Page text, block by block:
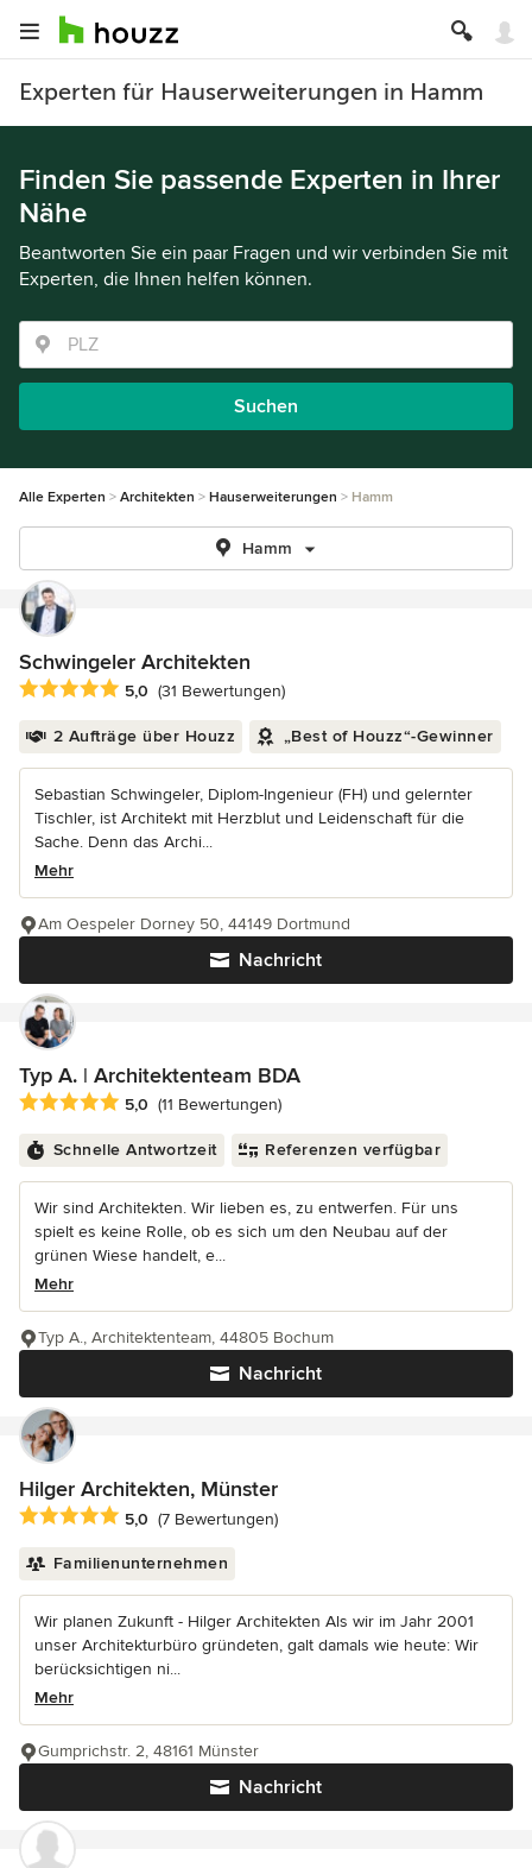
Experten für Hauserweiterungen in Hamm
Finden Sie passende Experten in Ihrer
Nähe
Beantworten Sie ein paar Fragen und wir verbinden Sie mit
Experten, die Ihnen helfen können.
Suchen
Alle Experten Architekten Hauserweiterungen Hamm
Hamm
Schwingeler Architekten
Durchschnittliche Bewertung: 5 von 5 Sternen
5,0 (31 Bewertungen)
2 Aufträge über Houzz „Best of Houzz“-Gewinner
Sebastian Schwingeler, Diplom-Ingenieur (FH) und gelernter
Tischler, ist Architekt mit Herzblut und Leidenschaft für die
Sache. Denn das Archi...
Mehr
Nachricht
Am Oespeler Dorney 50, 44149 Dortmund
Typ A. | Architektenteam BDA
Durchschnittliche Bewertung: 5 von 5 Sternen
5,0 (11 Bewertungen)
Schnelle Antwortzeit Referenzen verfügbar
Wir sind Architekten. Wir lieben es, zu entwerfen. Für uns
spielt es keine Rolle, ob es sich um den Neubau auf der
grünen Wiese handelt, e...
Mehr
Nachricht
Typ A., Architektenteam, 44805 Bochum
Hilger Architekten, Münster
Durchschnittliche Bewertung: 5 von 5 Sternen
5,0 (7 Bewertungen)
Familienunternehmen
Wir planen Zukunft - Hilger Architekten Als wir im Jahr 2001
unser Architekturbüro gründeten, galt damals wie heute: Wir
berücksichtigen ni...
Mehr
Nachricht
Gumprichstr. 2, 48161 Münster